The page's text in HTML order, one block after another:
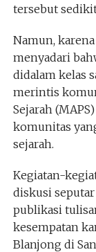
tersebut
Namun,
menyadari
didalam kelas
merintis
Sejarah
komunitas
sejarah.
Kegiatan-
diskusi
publikasi
kesempatan
Blanjong di